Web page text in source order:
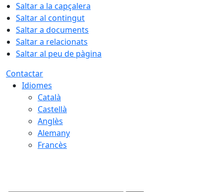
Saltar a la capçalera
Saltar al contingut
Saltar a documents
Saltar a relacionats
Saltar al peu de pàgina
Contactar
Idiomes
Català
Castellà
Anglès
Alemany
Francès